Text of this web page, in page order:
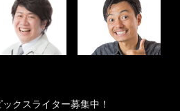
ックスライター募集中！